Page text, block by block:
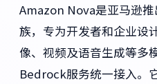
Amazon Nova是亚马逊
族，专为开发者和企业设
像、视频及语音生成等多
Bedrock服务统一接入。